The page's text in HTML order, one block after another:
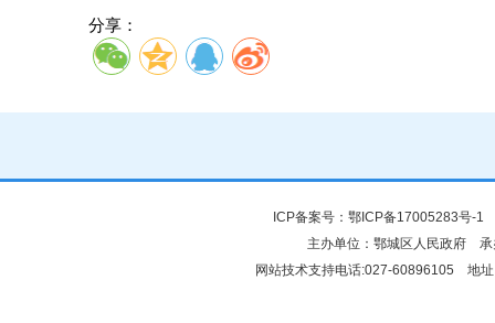
分享：
ICP备案号： 鄂ICP备17005283号-1
主办单位：鄂城区人民政府
网站技术支持电话:027-60896105 地